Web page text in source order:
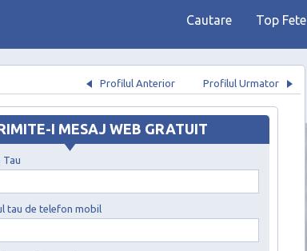
Cautare Top Fete
Profilul Urmator
Profilul Anterior
I MESAJ WEB GRATUIT
Tau
tau de telefon mobil